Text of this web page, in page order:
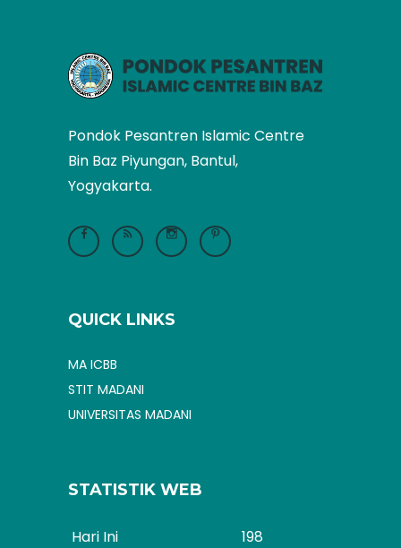
Pondok Pesantren Islamic Centre
Bin Baz Piyungan, Bantul,
Yogyakarta.
QUICK LINKS
MA ICBB
STIT MADANI
UNIVERSITAS MADANI
STATISTIK WEB
Hari Ini
198